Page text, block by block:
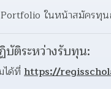
ในหน้าสมัครทุน
บัติระหว่างรับทุน:
ได้ที่ https://